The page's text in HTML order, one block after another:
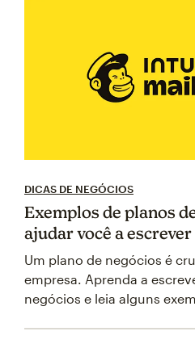
DICAS DE NEGÓCIOS
Exemplos de planos
ajudar você a escrever
Um plano de negócios é
empresa. Aprenda a
negócios e leia alguns